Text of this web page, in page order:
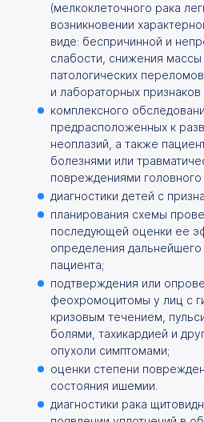
(мелкоклеточного рака
возникновении
виде: беспричинной и
слабости, снижения массы
патологических
и лабораторных признаков
комплексного
предрасположенных к
неоплазий, а также
болезнями или
повреждениями головного
диагностики детей с
планирования схемы
последующей оценки ее
определения дальнейшего
пациента;
подтверждения или
феохромоцитомы у лиц с
кризовым течением,
болями, тахикардией и
опухоли симптомами;
оценки степени
состояния ишемии.
диагностики рака